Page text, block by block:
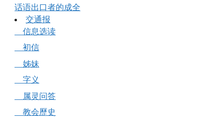
话语出口者的成全
交通报
信息选读
初信
姊妹
字义
属灵问答
教会歷史